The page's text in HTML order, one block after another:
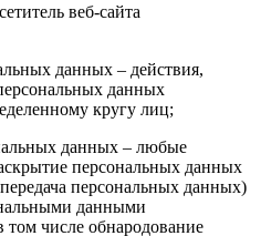
веб-сайта
данных – действия,
данных
кругу лиц;
данных – любые
персональных данных
персональных данных)
данными
том числе обнародование